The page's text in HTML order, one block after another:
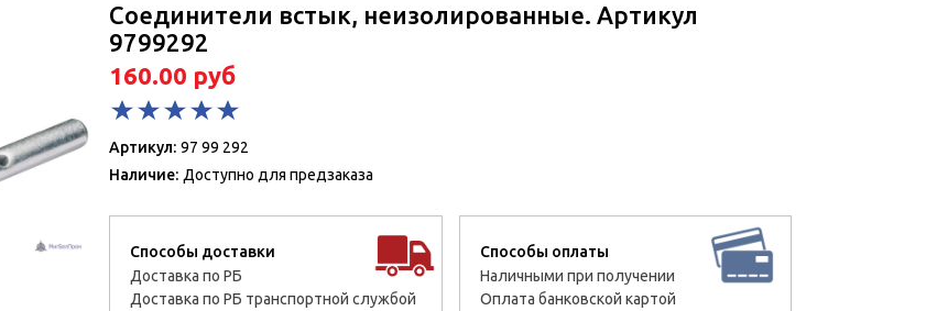
Соединители встык, неизолированные. Артикул
9799292
160.00 руб
Артикул: 97 99 292
Наличие: Доступно для предзаказа
Способы доставки
Доставка по РБ
Доставка по РБ транспортной службой
Способы оплаты
Наличными при получении
Оплата банковской картой